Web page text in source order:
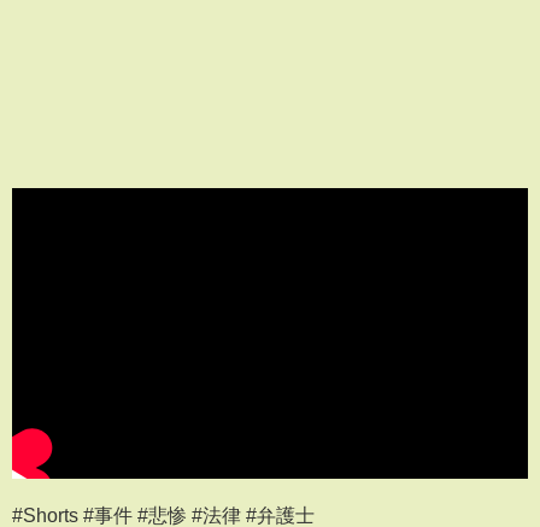
#Shorts #事件 #悲惨 #法律 #弁護士